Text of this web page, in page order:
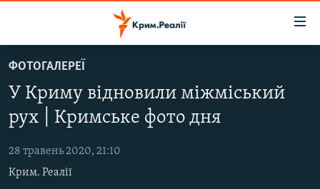
до
основного
матеріалу
Перейти
до
навігації
ВОДА.КРИМ
ВІДЕО ТА ФОТО
ПОЛІТИКА
БЛОГИ
ФОТОГАЛЕРЕЇ
У Криму відновили міжміський
рух | Кримське фото дня
28 травень 2020, 21:10
Крим. Реалії